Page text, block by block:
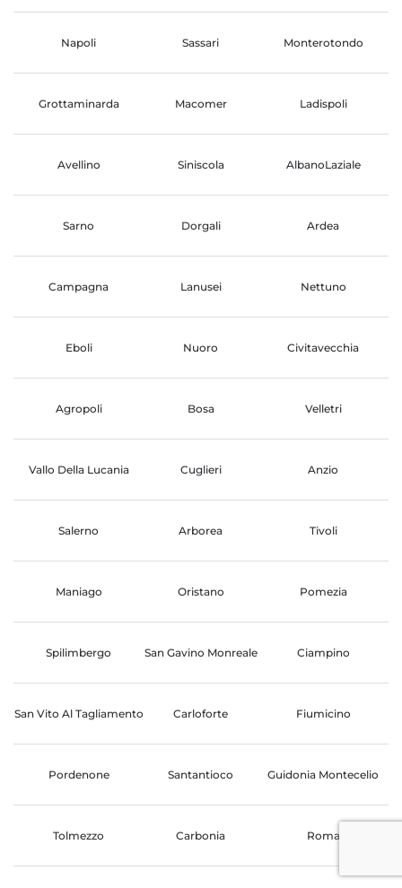
Napoli Sassari Monterotondo
Grottaminarda Macomer Ladispoli
Avellino Siniscola AlbanoLaziale
Sarno Dorgali Ardea
Campagna Lanusei Nettuno
Eboli Nuoro Civitavecchia
Agropoli Bosa Velletri
Vallo Della Lucania Cuglieri Anzio
Salerno Arborea Tivoli
Maniago Oristano Pomezia
Spilimbergo San Gavino Monreale Ciampino
San Vito Al Tagliamento Carloforte Fiumicino
Pordenone Santantioco Guidonia Montecelio
Tolmezzo Carbonia Roma